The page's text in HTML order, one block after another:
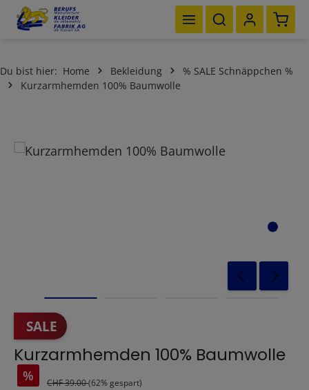
Zum Hauptinhalt springen
Du bist hier: Home Bekleidung
% SALE Schnäppchen %
Kurzarmhemden 100% Baumwolle
Bildergalerie überspringen
SALE
Kurzarmhemden 100% Baumwolle
% CHF 39.00(62% gespart)